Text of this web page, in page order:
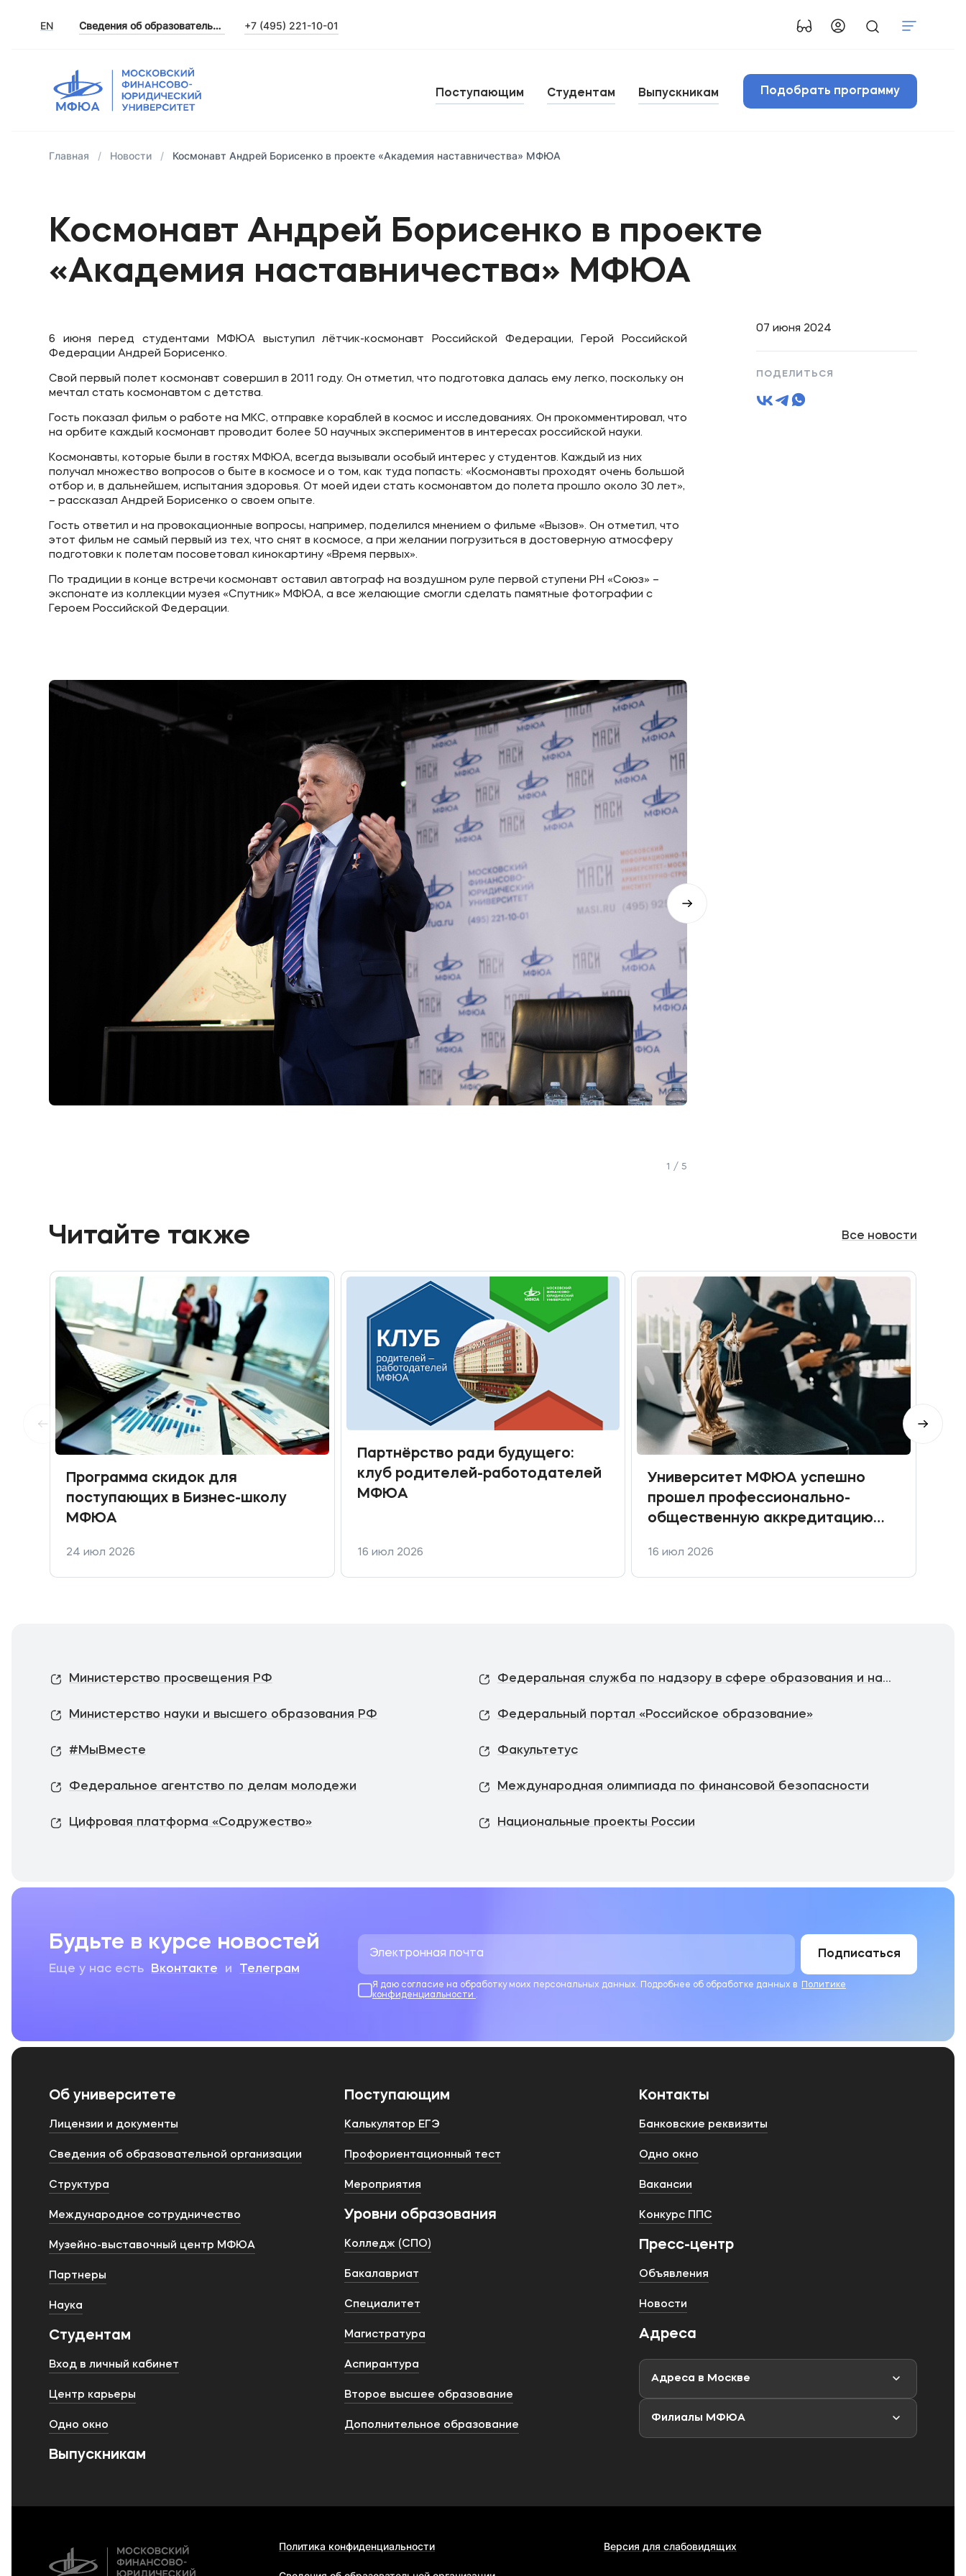
EN Сведения об образовательной организации +7 (495) 221-10-01
Поступающим Студентам Выпускникам Подобрать программу
Главная Новости Космонавт Андрей Борисенко в проекте «Академия наставничества» МФЮА
Космонавт Андрей Борисенко в проекте
«Академия наставничества» МФЮА
07 июня 2024
ПОДЕЛИТЬСЯ
6 июня перед студентами МФЮА выступил лётчик-космонавт Российской Федерации, Герой Российской
Федерации Андрей Борисенко.
Свой первый полет космонавт совершил в 2011 году. Он отметил, что подготовка далась ему легко, поскольку он
мечтал стать космонавтом с детства.
Гость показал фильм о работе на МКС, отправке кораблей в космос и исследованиях. Он прокомментировал, что
на орбите каждый космонавт проводит более 50 научных экспериментов в интересах российской науки.
Космонавты, которые были в гостях МФЮА, всегда вызывали особый интерес у студентов. Каждый из них
получал множество вопросов о быте в космосе и о том, как туда попасть: «Космонавты проходят очень большой
отбор и, в дальнейшем, испытания здоровья. От моей идеи стать космонавтом до полета прошло около 30 лет»,
– рассказал Андрей Борисенко о своем опыте.
Гость ответил и на провокационные вопросы, например, поделился мнением о фильме «Вызов». Он отметил, что
этот фильм не самый первый из тех, что снят в космосе, а при желании погрузиться в достоверную атмосферу
подготовки к полетам посоветовал кинокартину «Время первых».
По традиции в конце встречи космонавт оставил автограф на воздушном руле первой ступени РН «Союз» –
экспонате из коллекции музея «Спутник» МФЮА, а все желающие смогли сделать памятные фотографии с
Героем Российской Федерации.
1 / 5
Читайте также Все новости
Программа скидок для
поступающих в Бизнес-школу
МФЮА
24 июл 2026
Партнёрство ради будущего:
клуб родителей-работодателей
МФЮА
16 июл 2026
Университет МФЮА успешно
прошел профессионально-
общественную аккредитацию
направлений подготовки
16 июл 2026
Министерство просвещения РФ Федеральная служба по надзору в сфере образования и науки
Министерство науки и высшего образования РФ Федеральный портал «Российское образование»
#МыВместе Факультетус
Федеральное агентство по делам молодежи Международная олимпиада по финансовой безопасности
Цифровая платформа «Содружество» Национальные проекты России
Будьте в курсе новостей
Еще у нас есть Вконтакте и Телеграм
Подписаться
Я даю согласие на обработку моих персональных данных. Подробнее об обработке данных в
Политике
конфиденциальности .
Об университете
Лицензии и документы
Сведения об образовательной организации
Структура
Международное сотрудничество
Музейно-выставочный центр МФЮА
Партнеры
Наука
Студентам
Вход в личный кабинет
Центр карьеры
Одно окно
Выпускникам
Поступающим
Калькулятор ЕГЭ
Профориентационный тест
Мероприятия
Уровни образования
Колледж (СПО)
Бакалавриат
Специалитет
Магистратура
Аспирантура
Второе высшее образование
Дополнительное образование
Контакты
Банковские реквизиты
Одно окно
Вакансии
Конкурс ППС
Пресс-центр
Объявления
Новости
Адреса
Адреса в Москве
Филиалы МФЮА
Политика конфиденциальности Версия для слабовидящих